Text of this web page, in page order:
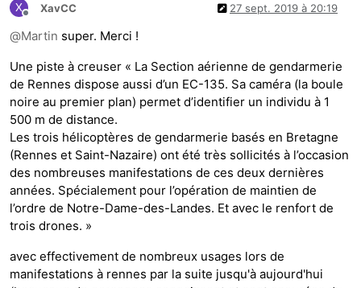
X
Hors-ligne
XavCC 27 sept. 2019 à 20:19
@Martin super. Merci !
Une piste à creuser « La Section aérienne de gendarmerie
de Rennes dispose aussi d’un EC-135. Sa caméra (la boule
noire au premier plan) permet d’identifier un individu à 1
500 m de distance.
Les trois hélicoptères de gendarmerie basés en Bretagne
(Rennes et Saint-Nazaire) ont été très sollicités à l’occasion
des nombreuses manifestations de ces deux dernières
années. Spécialement pour l’opération de maintien de
l’ordre de Notre-Dame-des-Landes. Et avec le renfort de
trois drones. »
avec effectivement de nombreux usages lors de
manifestations à rennes par la suite jusqu'à aujourd'hui